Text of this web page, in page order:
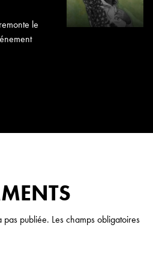
le
pas publiée. Les champs obligatoires